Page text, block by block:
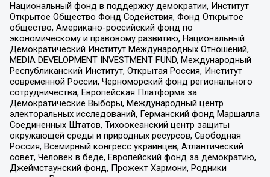
Национальный фонд в поддержку демократии, Институт
Открытое Общество Фонд Содействия, Фонд Открытое
общество, Американо-российский фонд по
экономическому и правовому развитию, Национальный
Демократический Институт Международных Отношений,
MEDIA DEVELOPMENT INVESTMENT FUND, Международный
Республиканский Институт, Открытая Россия, Институт
современной России, Черноморский фонд регионального
сотрудничества, Европейская Платформа за
Демократические Выборы, Международный центр
электоральных исследований, Германский фонд Маршалла
Соединенных Штатов, Тихоокеанский центр защиты
окружающей среды и природных ресурсов, Свободная
Россия, Всемирный конгресс украинцев, Атлантический
совет, Человек в беде, Европейский фонд за демократию,
Джеймстаунский фонд, Прожект Хармони, Родники